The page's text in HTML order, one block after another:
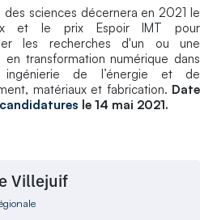
des sciences décernera en 2021 le
et le prix Espoir IMT pour
les recherches d'un ou une
en transformation numérique dans
ingénierie de l’énergie et de
matériaux et fabrication. Date
candidatures le 14 mai 2021.
Villejuif